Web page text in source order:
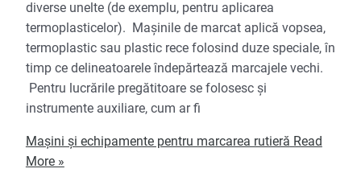
diverse unelte (de exemplu, pentru aplicarea
termoplasticelor). Mașinile de marcat aplică vopsea,
termoplastic sau plastic rece folosind duze speciale, în
timp ce delineatoarele îndepărtează marcajele vechi.
Pentru lucrările pregătitoare se folosesc și
instrumente auxiliare, cum ar fi
Mașini și echipamente pentru marcarea rutieră Read
More »